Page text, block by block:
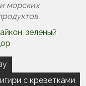
морских
,зеленый
с креветками